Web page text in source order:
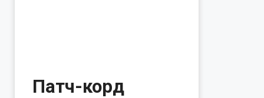
Патч-корд